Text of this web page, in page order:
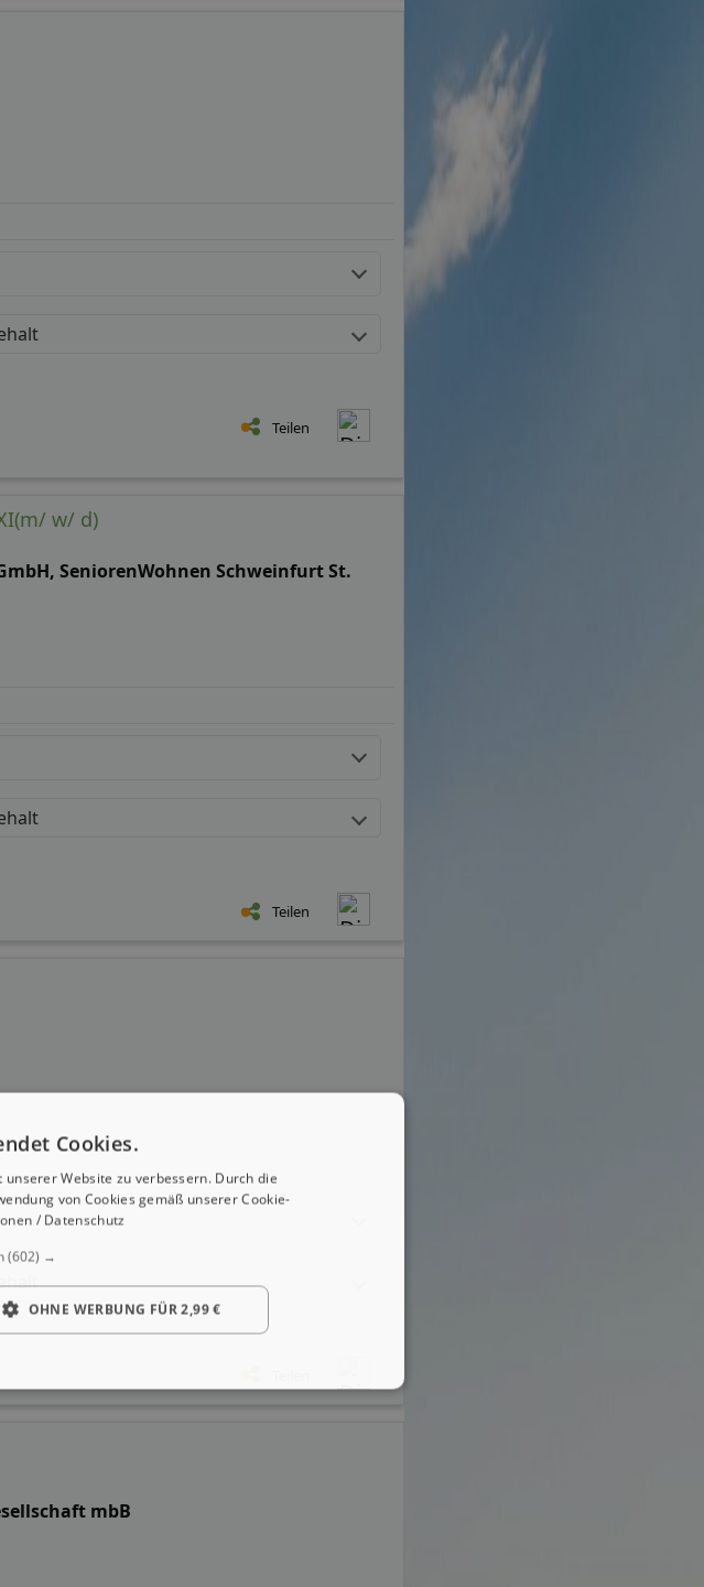
Teilen
w/ d)
SeniorenWohnen Schweinfurt St.
Teilen
mbB
Cookies.
Website zu verbessern. Durch die
von Cookies gemäß unserer Cookie-
/ Datenschutz
(602) →
OHNE WERBUNG FÜR 2,99 €